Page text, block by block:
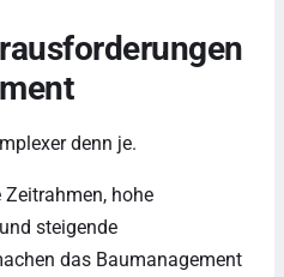
denn je.
Zeitrahmen, hohe
und steigende
das Baumanagement